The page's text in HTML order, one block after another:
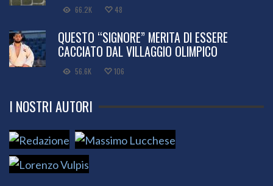
66.2K 48
QUESTO “SIGNORE” MERITA DI ESSERE
CACCIATO DAL VILLAGGIO OLIMPICO
56.6K 106
I NOSTRI AUTORI